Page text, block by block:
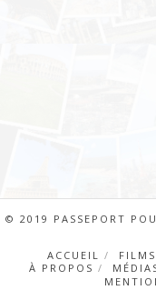
© 2019 PASSEPORT
ACCUEIL FILMS
À PROPOS